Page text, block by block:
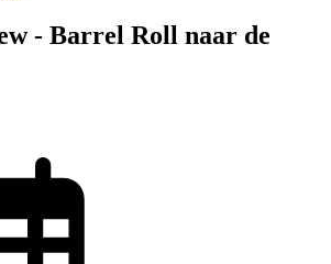
- Barrel Roll naar de